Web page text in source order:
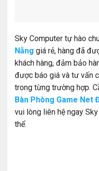
Sky Computer tự hào
Nẵng giá rẻ, hàng đã
khách hàng, đảm bảo
được báo giá và tư vấn
trong từng trường hợp.
Bàn Phòng Game Net
vui lòng liên hệ ngay
thể.